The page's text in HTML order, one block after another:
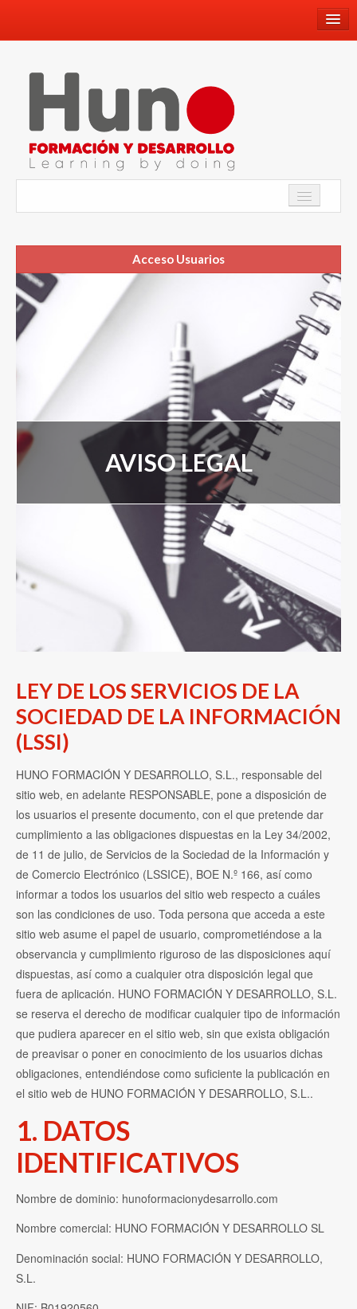
info@hunoformacionydesarrollo.com
Youtube
Academia
Programa de Inmersión Lingüística
Servicios Psicopedagógicos
Servicios Formativos
Alquiler de aulas
Contacto
Acceso Usuarios
AVISO LEGAL
LEY DE LOS SERVICIOS DE LA
SOCIEDAD DE LA INFORMACIÓN
(LSSI)
HUNO FORMACIÓN Y DESARROLLO, S.L., responsable del
sitio web, en adelante RESPONSABLE, pone a disposición de
los usuarios el presente documento, con el que pretende dar
cumplimiento a las obligaciones dispuestas en la Ley 34/2002,
de 11 de julio, de Servicios de la Sociedad de la Información y
de Comercio Electrónico (LSSICE), BOE N.º 166, así como
informar a todos los usuarios del sitio web respecto a cuáles
son las condiciones de uso. Toda persona que acceda a este
sitio web asume el papel de usuario, comprometiéndose a la
observancia y cumplimiento riguroso de las disposiciones aquí
dispuestas, así como a cualquier otra disposición legal que
fuera de aplicación. HUNO FORMACIÓN Y DESARROLLO, S.L.
se reserva el derecho de modificar cualquier tipo de información
que pudiera aparecer en el sitio web, sin que exista obligación
de preavisar o poner en conocimiento de los usuarios dichas
obligaciones, entendiéndose como suficiente la publicación en
el sitio web de HUNO FORMACIÓN Y DESARROLLO, S.L..
1. DATOS
IDENTIFICATIVOS
Nombre de dominio: hunoformacionydesarrollo.com
Nombre comercial: HUNO FORMACIÓN Y DESARROLLO SL
Denominación social: HUNO FORMACIÓN Y DESARROLLO,
S.L.